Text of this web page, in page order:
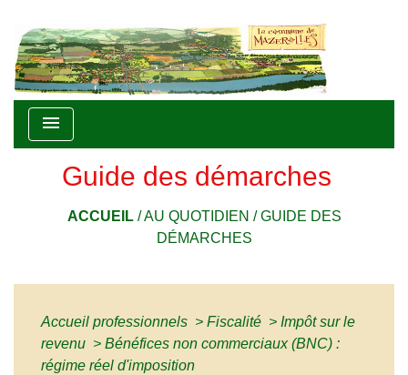
menu
Guide des démarches
ACCUEIL/AU QUOTIDIEN /GUIDE DES
DÉMARCHES
Accueil professionnels > Fiscalité > Impôt sur le
revenu > Bénéfices non commerciaux (BNC) :
régime réel d'imposition